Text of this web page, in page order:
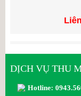
DỊCH VỤ THU
Hotline: